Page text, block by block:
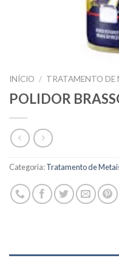
INÍCIO / TRATAMENTO DE
POLIDOR
Categoria:Tratamento de